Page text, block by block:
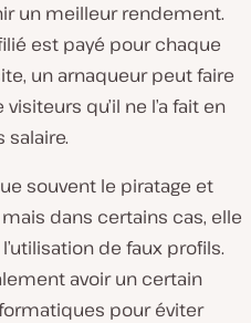
un meilleur rendement.
est payé pour chaque
un arnaqueur peut faire
qu’il ne l’a fait en
salaire.
souvent le piratage et
dans certains cas, elle
de faux profils.
avoir un certain
pour éviter